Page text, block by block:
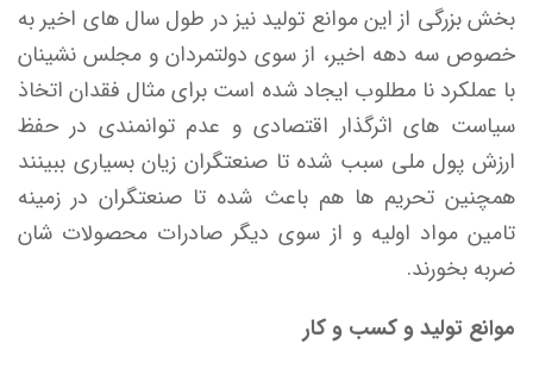
بخش بزرگی از این موانع تولید نیز در طول سال های اخیر به
خصوص سه دهه اخیر، از سوی دولتمردان و مجلس نشینان
با عملکرد نا مطلوب ایجاد شده است برای مثال فقدان اتخاذ
سیاست های اثرگذار اقتصادی و عدم توانمندی در حفظ
ارزش پول ملی سبب شده تا صنعتگران زیان بسیاری ببینند
همچنین تحریم ها هم باعث شده تا صنعتگران در زمینه
تامین مواد اولیه و از سوی دیگر صادرات محصولات شان
ضربه بخورند.
موانع تولید و کسب و کار